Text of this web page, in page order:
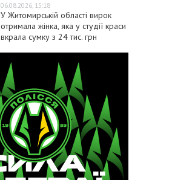
06.08.2026, 15:18
У Житомирській області вирок
отримала жінка, яка у студії краси
вкрала сумку з 24 тис. грн